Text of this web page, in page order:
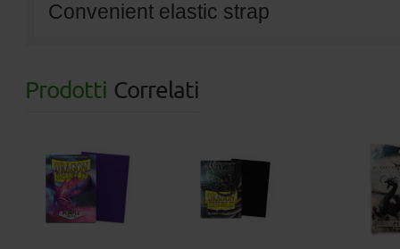
Convenient elastic strap
Prodotti Correlati